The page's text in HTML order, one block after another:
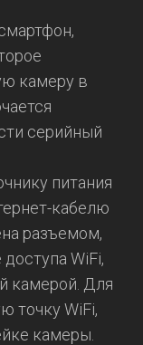
камеру в
серийный
питания
кабелю
разъемом,
WiFi,
камерой. Для
точку WiFi,
камеры.